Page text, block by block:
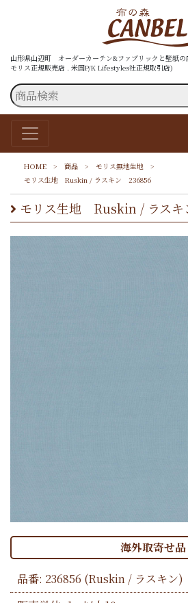
山形県山辺町 オーダーカーテン&ファブリックと壁紙
モリス正規販売店 . 米国P/K Lifestyles社正規取引店)
HOME > 商品 > モリス無地生地
>
モリス生地 Ruskin / ラスキン 236856
モリス生地 Ruskin / ラス
海外取寄せ品
品番: 236856 (Ruskin / ラスキン)